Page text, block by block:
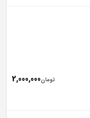
تومان2,000,000